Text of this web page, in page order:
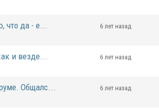
что да - е... 6 лет назад
и везде... 6 лет назад
Общалс... 6 лет назад